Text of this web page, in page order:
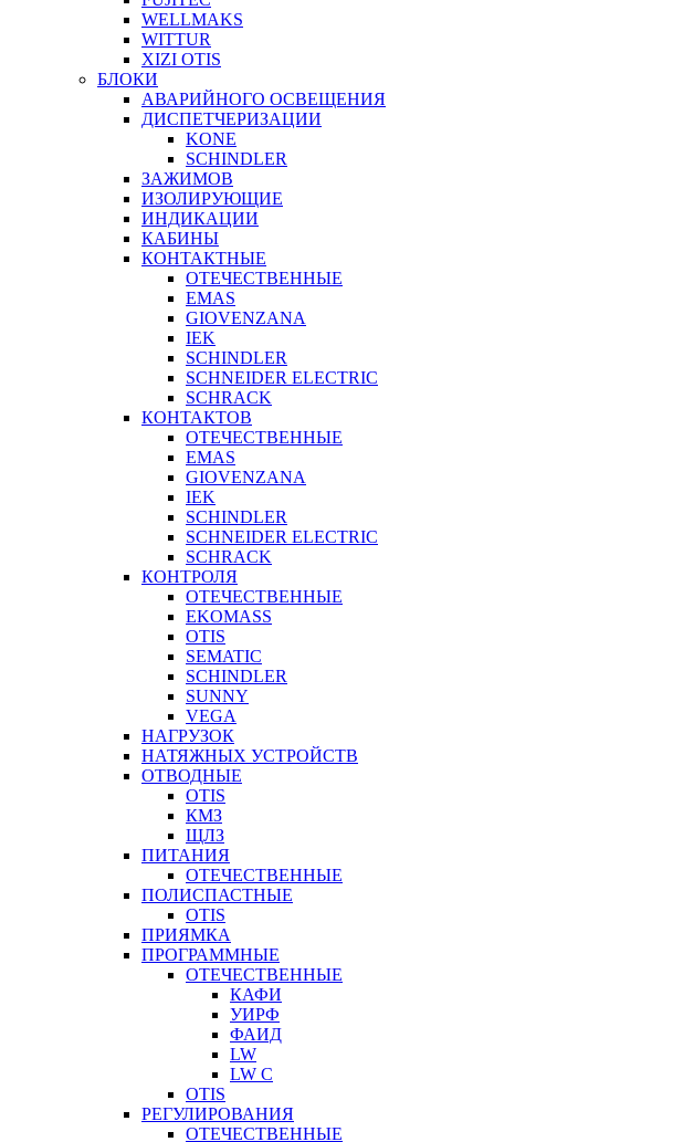
WELLMAKS
WITTUR
XIZI OTIS
БЛОКИ
АВАРИЙНОГО ОСВЕЩЕНИЯ
ДИСПЕТЧЕРИЗАЦИИ
KONE
SCHINDLER
ЗАЖИМОВ
ИЗОЛИРУЮЩИЕ
ИНДИКАЦИИ
КАБИНЫ
КОНТАКТНЫЕ
ОТЕЧЕСТВЕННЫЕ
EMAS
GIOVENZANA
IEK
SCHINDLER
SCHNEIDER ELECTRIC
SCHRACK
КОНТАКТОВ
ОТЕЧЕСТВЕННЫЕ
EMAS
GIOVENZANA
IEK
SCHINDLER
SCHNEIDER ELECTRIC
SCHRACK
КОНТРОЛЯ
ОТЕЧЕСТВЕННЫЕ
EKOMASS
OTIS
SEMATIC
SCHINDLER
SUNNY
VEGA
НАГРУЗОК
НАТЯЖНЫХ УСТРОЙСТВ
ОТВОДНЫЕ
OTIS
КМЗ
ЩЛЗ
ПИТАНИЯ
ОТЕЧЕСТВЕННЫЕ
ПОЛИСПАСТНЫЕ
OTIS
ПРИЯМКА
ПРОГРАММНЫЕ
ОТЕЧЕСТВЕННЫЕ
КАФИ
УИРФ
ФАИД
LW
LW C
OTIS
РЕГУЛИРОВАНИЯ
ОТЕЧЕСТВЕННЫЕ